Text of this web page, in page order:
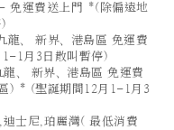
免運費送上門 *(除偏遠地
龍、 新界、港島區 免運費
1月3日散叫暫停)
龍、 新界、港島區 免運費
) * (聖誕期間12月1-1月3
士尼,珀麗灣( 最低消費